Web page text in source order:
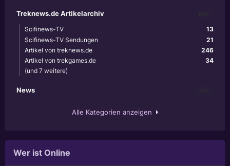
Treknews.de Artikelarchiv
13
Scifinews-TV
21
Scifinews-TV Sendungen
246
Artikel von treknews.de
34
Artikel von trekgames.de
(und 7 weitere)
News
Alle Kategorien anzeigen
Wer ist Online